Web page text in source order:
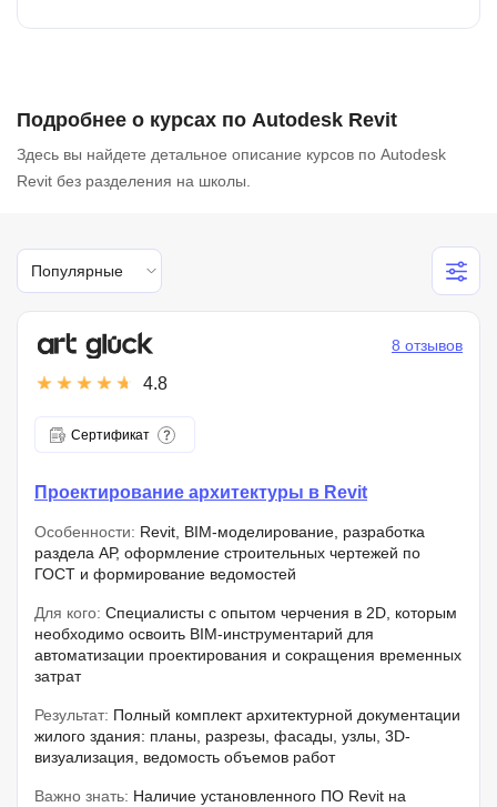
Подробнее о курсах по Autodesk Revit
Здесь вы найдете детальное описание курсов по Autodesk
Revit без разделения на школы.
Популярные
4.8
8 отзывов
Сертификат
Проектирование архитектуры в Revit
Особенности: Revit, BIM-моделирование, разработка
раздела АР, оформление строительных чертежей по
ГОСТ и формирование ведомостей
Для кого: Специалисты с опытом черчения в 2D, которым
необходимо освоить BIM-инструментарий для
автоматизации проектирования и сокращения временных
затрат
Результат: Полный комплект архитектурной документации
жилого здания: планы, разрезы, фасады, узлы, 3D-
визуализация, ведомость объемов работ
Важно знать: Наличие установленного ПО Revit на